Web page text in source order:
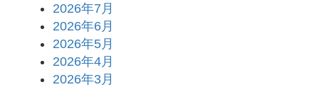
2026年7月
2026年6月
2026年5月
2026年4月
2026年3月